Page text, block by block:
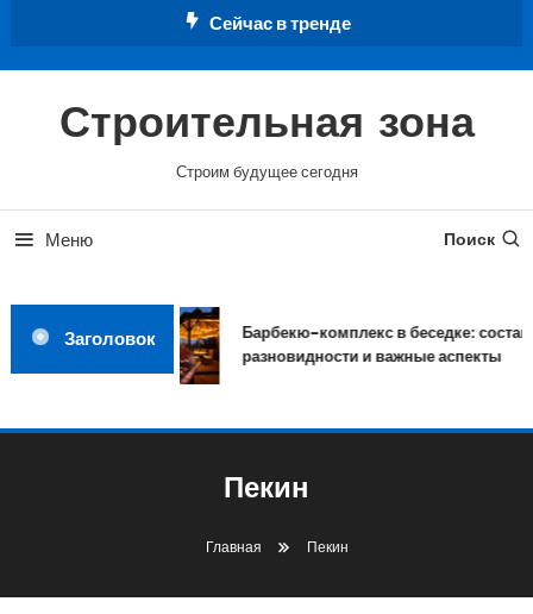
Сейчас в тренде
Строительная зона
Строим будущее сегодня
Меню Поиск
Заголовок
Барбекю-комплекс в беседке: состав,
разновидности и важные аспекты
Пекин
Главная Пекин